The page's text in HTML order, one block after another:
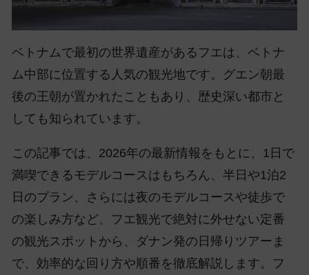
ベトナムで最初の世界遺産があるフエは、ベトナ
ム中部に位置する人気の観光地です。グエン朝最
後の王朝が置かれたこともあり、歴史深い都市と
しても知られています。
この記事では、2026年の最新情報をもとに、1日で
満喫できるモデルコースはもちろん、半日や1泊2
日のプラン、さらには夜のモデルコースや徒歩で
の楽しみ方など、フエ観光で絶対に外せない定番
の観光スポットから、ダナン発の日帰りツアーま
で、効率的な回り方や順番を徹底解説します。フ